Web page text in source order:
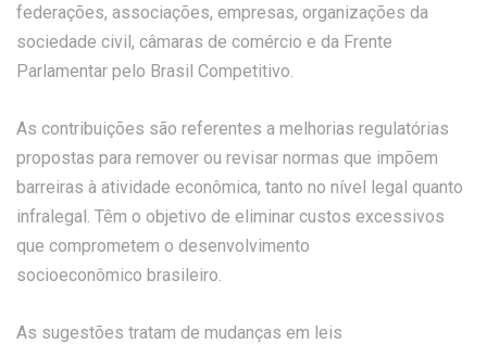
federações, associações, empresas, organizações da
sociedade civil, câmaras de comércio e da Frente
Parlamentar pelo Brasil Competitivo.
As contribuições são referentes a melhorias regulatórias
propostas para remover ou revisar normas que impõem
barreiras à atividade econômica, tanto no nível legal quanto
infralegal. Têm o objetivo de eliminar custos excessivos
que comprometem o desenvolvimento
socioeconômico brasileiro.
As sugestões tratam de mudanças em leis